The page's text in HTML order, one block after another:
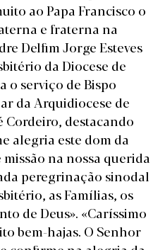
ao Papa Francisco o
e fraterna na
Delfim Jorge Esteves
da Diocese de
o serviço de Bispo
da Arquidiocese de
Cordeiro, destacando
alegria este dom da
na nossa querida
peregrinação sinodal
as Famílias, os
de Deus». «Caríssimo
bem-hajas. O Senhor